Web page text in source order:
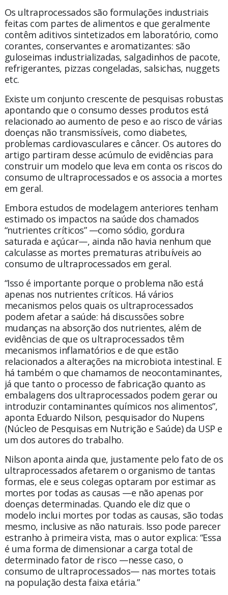
Os ultraprocessados são formulações industriais
feitas com partes de alimentos e que geralmente
contêm aditivos sintetizados em laboratório, como
corantes, conservantes e aromatizantes: são
guloseimas industrializadas, salgadinhos de pacote,
refrigerantes, pizzas congeladas, salsichas, nuggets
etc.
Existe um conjunto crescente de pesquisas robustas
apontando que o consumo desses produtos está
relacionado ao aumento de peso e ao risco de várias
doenças não transmissíveis, como diabetes,
problemas cardiovasculares e câncer. Os autores do
artigo partiram desse acúmulo de evidências para
construir um modelo que leva em conta os riscos do
consumo de ultraprocessados e os associa a mortes
em geral.
Embora estudos de modelagem anteriores tenham
estimado os impactos na saúde dos chamados
“nutrientes críticos” —como sódio, gordura
saturada e açúcar—, ainda não havia nenhum que
calculasse as mortes prematuras atribuíveis ao
consumo de ultraprocessados em geral.
“Isso é importante porque o problema não está
apenas nos nutrientes críticos. Há vários
mecanismos pelos quais os ultraprocessados
podem afetar a saúde: há discussões sobre
mudanças na absorção dos nutrientes, além de
evidências de que os ultraprocessados têm
mecanismos inflamatórios e de que estão
relacionados a alterações na microbiota intestinal. E
há também o que chamamos de neocontaminantes,
já que tanto o processo de fabricação quanto as
embalagens dos ultraprocessados podem gerar ou
introduzir contaminantes químicos nos alimentos”,
aponta Eduardo Nilson, pesquisador do Nupens
(Núcleo de Pesquisas em Nutrição e Saúde) da USP e
um dos autores do trabalho.
Nilson aponta ainda que, justamente pelo fato de os
ultraprocessados afetarem o organismo de tantas
formas, ele e seus colegas optaram por estimar as
mortes por todas as causas —e não apenas por
doenças determinadas. Quando ele diz que o
modelo inclui mortes por todas as causas, são todas
mesmo, inclusive as não naturais. Isso pode parecer
estranho à primeira vista, mas o autor explica: “Essa
é uma forma de dimensionar a carga total de
determinado fator de risco —nesse caso, o
consumo de ultraprocessados— nas mortes totais
na população desta faixa etária.”